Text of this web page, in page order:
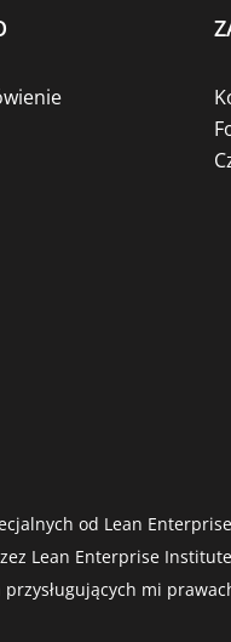
od Lean
Lean Enterprise
mi